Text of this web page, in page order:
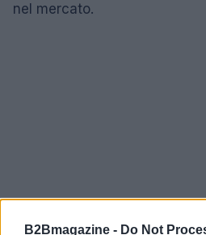
B2Bmagazine - Do Not
nel mercato.